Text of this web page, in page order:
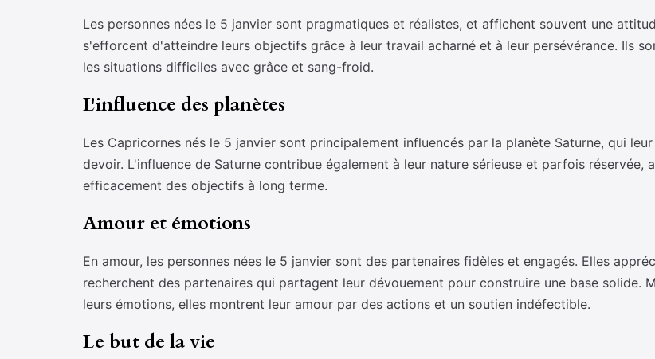
Les personnes nées le 5 janvier sont pragmatiques et réalistes, et affichent souvent une
s'efforcent d'atteindre leurs objectifs grâce à leur travail acharné et à leur persévérance. Ils
les situations difficiles avec grâce et sang-froid.
L'influence des planètes
Les Capricornes nés le 5 janvier sont principalement influencés par la planète Saturne, qui
devoir. L'influence de Saturne contribue également à leur nature sérieuse et parfois
efficacement des objectifs à long terme.
Amour et émotions
En amour, les personnes nées le 5 janvier sont des partenaires fidèles et engagés. Elles
recherchent des partenaires qui partagent leur dévouement pour construire une base solide.
leurs émotions, elles montrent leur amour par des actions et un soutien indéfectible.
Le but de la vie